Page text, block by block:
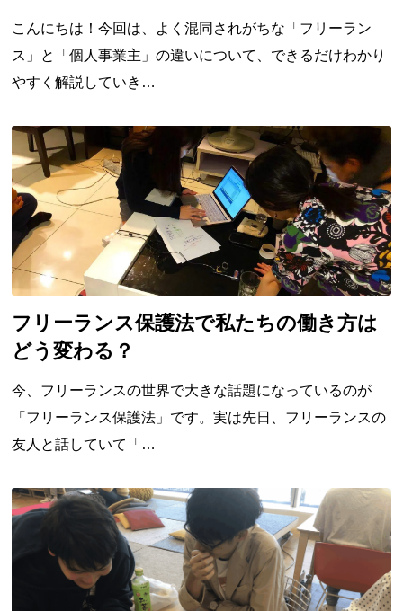
こんにちは！今回は、よく混同されがちな「フリーラン
ス」と「個人事業主」の違いについて、できるだけわかり
やすく解説していき…
フリーランス保護法で私たちの働き方は
どう変わる？
今、フリーランスの世界で大きな話題になっているのが
「フリーランス保護法」です。実は先日、フリーランスの
友人と話していて「…